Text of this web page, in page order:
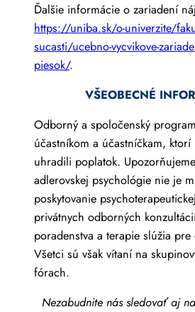
Ďalšie informácie o zariadení
https://uniba.sk/o-univerzite/
sucasti/ucebno-vycvikove-
piesok/.
VŠEOBECNÉ
Odborný a spoločenský
účastníkom a účastníčkam,
uhradili poplatok.
adlerovskej psychológie nie je
poskytovanie
privátnych odborných
poradenstva a terapie slúžia pre
Všetci sú však vítaní na
fórach.
Nezabudnite nás sledovať aj